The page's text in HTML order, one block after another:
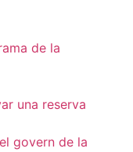
de la
una reserva
govern de la